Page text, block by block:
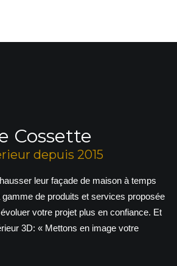
Cossette
depuis 2015
leur façade de maison à temps
gamme de produits et services proposée
votre projet plus en confiance. Et
3D: « Mettons en image votre